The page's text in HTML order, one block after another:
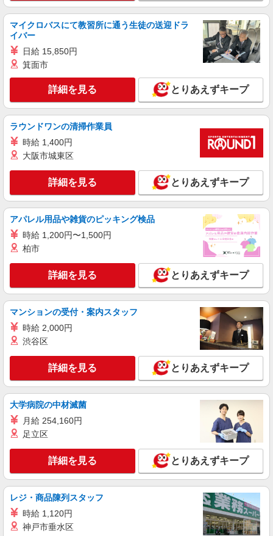
西松屋 デックス東京ビーチ店
［アルバイト・パート］時給1,450円〜
台場デックス4階
キープ 詳細を見る
STONE MARKET(ストーンマーケット) アクアシティお台場店
■月給 21万円以上 基本給 190，000円+役職
（特別）手当+他手当 一般職：10,000円
+地域手当10,000円 ※採用時に経験、適正を見て
決定いたします。 ◆ 賞与年2回 ◆ 昇給あり （賞
与、昇給については入社1年経過後より、 本人の
実績及び会社業績により変動します。） ◆ 研修中
月給変動なし（6ヶ月） ◆ 報奨金制度(予算達成
時） 15000円〜（社内規定有） ◆交通費（月
上限3万円まで）
東京都港区台場1-7-1 アクアシティお台場3
Ｆ 3-Ａ
キープ 詳細を見る
販売スタッフ
［アルバイト］時給1,230円
アトレ品川 〒108-0075 東京都港区港南2-18-
キープ 詳細を見る
ビラボンストア デックス東京ビーチ店
接客・販売スタッフ
［アルバイト・パート・契約社員］時給1,230
東京都港区台場1-6-1
キープ 詳細を見る
派遣社員
株式会社シーエーセールススタッフ/tkIY36201a
マイクロバスにて教習所に通う生徒の送迎ドラ
イバー
日給 15,850円
箕面市
詳細を見る とりあえずキープ
ラウンドワンの清掃作業員
時給 1,400円
大阪市城東区
詳細を見る とりあえずキープ
アパレル用品や雑貨のピッキング検品
時給 1,200円〜1,500円
柏市
詳細を見る とりあえずキープ
マンションの受付・案内スタッフ
時給 2,000円
渋谷区
詳細を見る とりあえずキープ
大学病院の中材滅菌
月給 254,160円
足立区
詳細を見る とりあえずキープ
レジ・商品陳列スタッフ
時給 1,120円
神戸市垂水区